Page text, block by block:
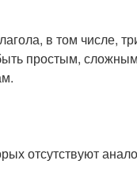
в том числе,
простым,
отсутствуют